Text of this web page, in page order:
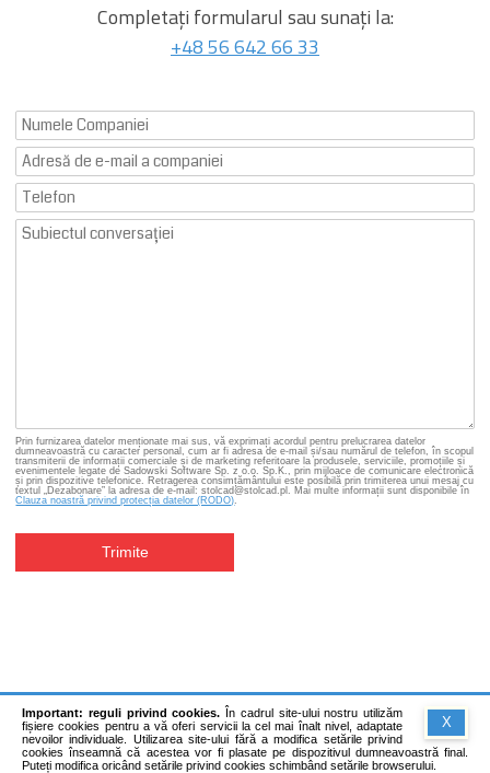
Completați formularul sau sunați la:
+48 56 642 66 33
Prin furnizarea datelor menționate mai sus, vă exprimați acordul pentru prelucrarea datelor
dumneavoastră cu caracter personal, cum ar fi adresa de e-mail și/sau numărul de telefon, în scopul
transmiterii de informații comerciale și de marketing referitoare la produsele, serviciile, promoțiile și
evenimentele legate de Sadowski Software Sp. z o.o. Sp.K., prin mijloace de comunicare electronică
și prin dispozitive telefonice. Retragerea consimțământului este posibilă prin trimiterea unui mesaj cu
textul „Dezabonare” la adresa de e-mail: stolcad@stolcad.pl. Mai multe informații sunt disponibile în
Clauza noastră privind protecția datelor (RODO)
Trimite
X
Important: reguli privind cookies. În cadrul site-ului nostru utilizăm
fișiere cookies pentru a vă oferi servicii la cel mai înalt nivel, adaptate
nevoilor individuale. Utilizarea site-ului fără a modifica setările privind
cookies înseamnă că acestea vor fi plasate pe dispozitivul dumneavoastră final.
Puteți modifica oricând setările privind cookies schimbând setările browserului.